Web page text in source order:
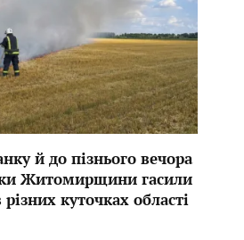
й до пізнього вечора
Житомирщини гасили
різних куточках області